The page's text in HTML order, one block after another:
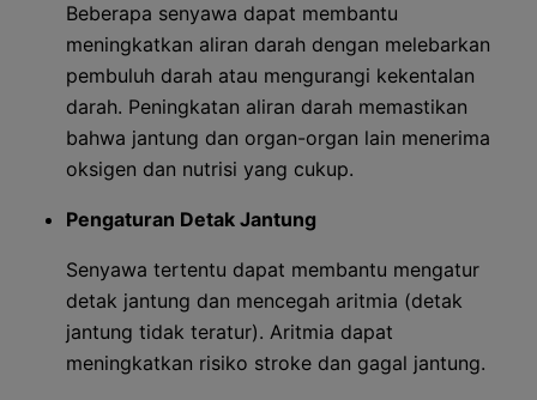
Beberapa senyawa dapat membantu
meningkatkan aliran darah dengan melebarkan
pembuluh darah atau mengurangi kekentalan
darah. Peningkatan aliran darah memastikan
bahwa jantung dan organ-organ lain menerima
oksigen dan nutrisi yang cukup.
Pengaturan Detak Jantung
Senyawa tertentu dapat membantu mengatur
detak jantung dan mencegah aritmia (detak
jantung tidak teratur). Aritmia dapat
meningkatkan risiko stroke dan gagal jantung.